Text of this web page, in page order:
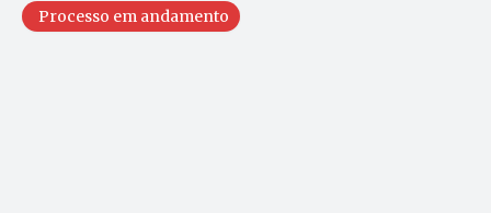
Processo em andamento